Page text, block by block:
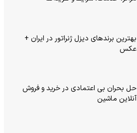
بهترین برندهای دیزل ژنراتور در ایران +
عکس
حل بحران بی‌ اعتمادی در خرید و فروش
آنلاین ماشین